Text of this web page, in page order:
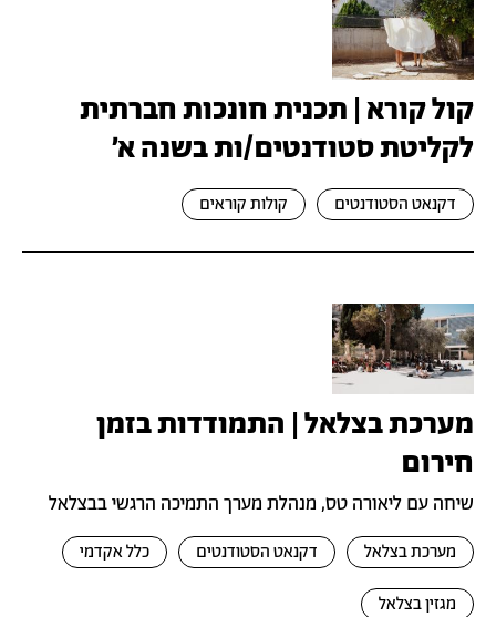
קול קורא | תכנית חונכות חברתית
לקליטת סטודנטים/ות בשנה א׳
דקנאט הסטודנטים קולות קוראים
מערכת בצלאל | התמודדות בזמן
חירום
שיחה עם ליאורה טס, מנהלת מערך התמיכה הרגשי בבצלאל
מערכת בצלאל דקנאט הסטודנטים כלל אקדמי
מגזין בצלאל